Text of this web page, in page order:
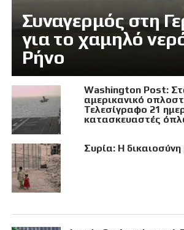
Συναγερμός στη
για το χαμηλό
Ρήνο
Washington Post:
αμερικανικό
Τελεσίγραφο 21
κατασκευαστές
Συρία: Η